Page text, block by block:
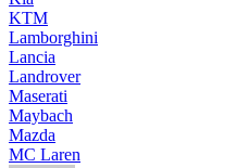
KTM
Lamborghini
Lancia
Landrover
Maserati
Maybach
Mazda
MC Laren